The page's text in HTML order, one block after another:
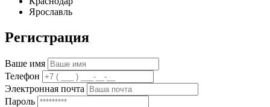
Ярославль
Регистрация
Ваше имя
Телефон
Электронная почта
Пароль